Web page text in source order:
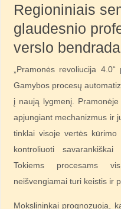
Regioniniais
glaudesnio
verslo
„Pramonės revoliucija
Gamybos procesų
į naują lygmenį.
apjungiant mechanizmus ir
tinklai visoje vertės kūrimo
kontroliuoti
Tokiems procesams
neišvengiamai turi keistis ir
Mokslininkai prognozuoja,